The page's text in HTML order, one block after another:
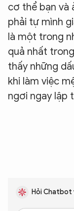
cơ thể bạn và
phải tự mình
là một trong
quả nhất
thấy những
khi làm việc
ngơi ngay lập
Hỏi Chatbot